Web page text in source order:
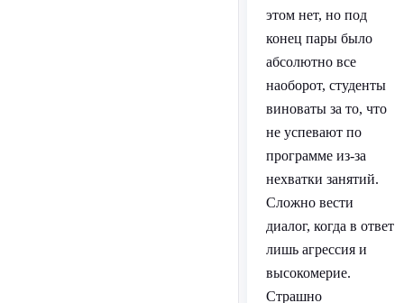
этом нет, но под
конец пары было
абсолютно все
наоборот, студенты
виноваты за то, что
не успевают по
программе из-за
нехватки занятий.
Сложно вести
диалог, когда в ответ
лишь агрессия и
высокомерие.
Страшно